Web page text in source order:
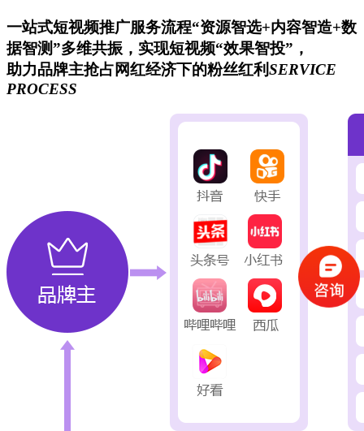
一站式短视频推广服务流程“资源智选+内容智造+数
据智测”多维共振，实现短视频“效果智投”，
助力品牌主抢占网红经济下的粉丝红利SERVICE
PROCESS